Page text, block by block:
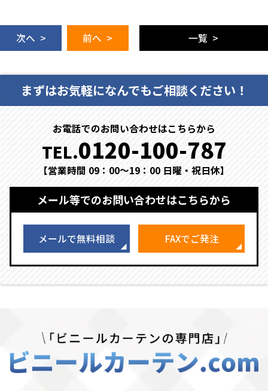
次へ > 前へ > 一覧 >
まずはお気軽になんでもご相談ください！
お電話でのお問い合わせはこちらから
TEL.0120-100-787
【営業時間 09：00～19：00 日曜・祝日休】
メール等でのお問い合わせはこちらから
メールで無料相談 FAXでご発注